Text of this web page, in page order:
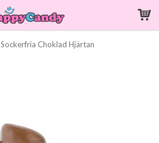
Sockerfria Choklad Hjärtan